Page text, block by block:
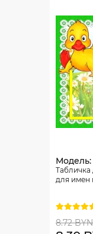
Модель:
для имен
8.72 BYN